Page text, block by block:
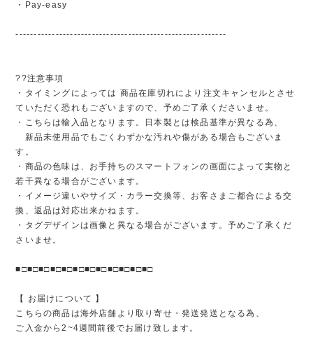
・Pay-easy
----------------------------------------------------------
??注意事項
・タイミングによっては 商品在庫切れにより注文キャンセルとさせ
ていただく恐れもございますので、予めご了承くださいませ。
・こちらは輸入品となります。日本製とは検品基準が異なる為、
新品未使用品でもごくわずかな汚れや傷がある場合もございま
す。
・商品の色味は、お手持ちのスマートフォンの画面によって実物と
若干異なる場合がございます。
・イメージ違いやサイズ・カラー交換等、お客さまご都合による交
換、返品は対応出来かねます。
・タグデザインは画像と異なる場合がございます。予めご了承くだ
さいませ。
■□■□■□■□■□■□■□■□■□■□■□■□
【 お届けについて 】
こちらの商品は海外店舗より取り寄せ・発送発送となる為、
ご入金から2~4週間前後でお届け致します。